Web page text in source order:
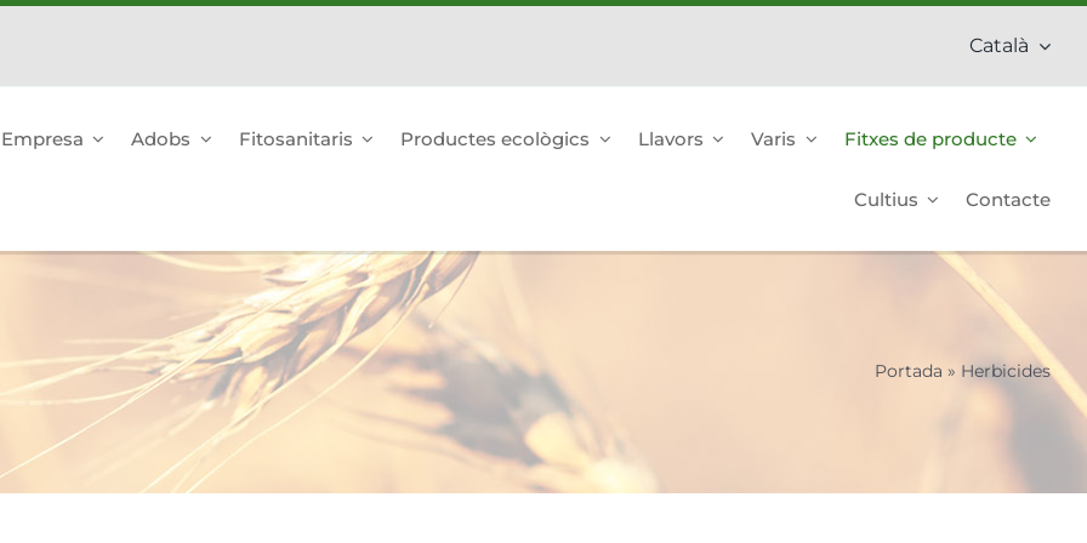
Català
Empresa Adobs Fitosanitaris Productes ecològics Llavors Varis Fitxes de producte
Cultius Contacte
Portada » Herbicides